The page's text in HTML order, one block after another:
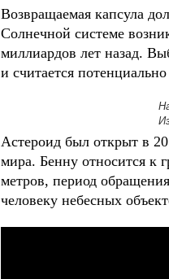
Возвращаемая капсула
Солнечной системе
миллиардов лет назад.
и считается
Астероид был открыт в
мира. Бенну относится к
метров, период
человеку небесных